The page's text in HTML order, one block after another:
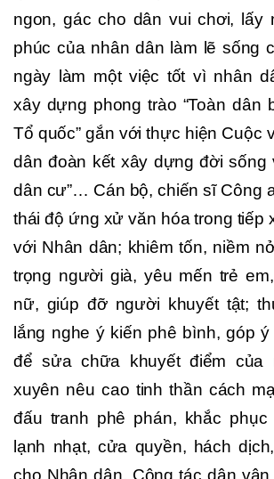
ngon, gác cho dân vui chơi, lấy
phúc của nhân dân làm lẽ sống
ngày làm một việc tốt vì nhân
xây dựng phong trào “Toàn dân
Tổ quốc” gắn với thực hiện Cuộc
dân đoàn kết xây dựng đời sống
dân cư”… Cán bộ, chiến sĩ Công
thái độ ứng xử văn hóa trong tiếp
với Nhân dân; khiêm tốn, niềm
trọng người già, yêu mến trẻ
nữ, giúp đỡ người khuyết tật;
lắng nghe ý kiến phê bình, góp
để sửa chữa khuyết điểm của
xuyên nêu cao tinh thần cách
đấu tranh phê phán, khắc
lạnh nhạt, cửa quyền, hách
cho Nhân dân. Công tác dân